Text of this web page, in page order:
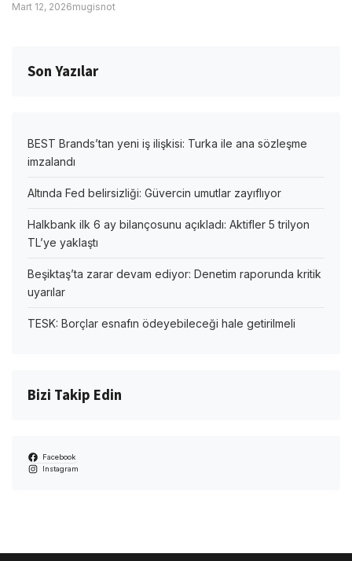
Mart 12, 2026mugisnot
Son Yazılar
BEST Brands’tan yeni iş ilişkisi: Turka ile ana sözleşme
imzalandı
Altında Fed belirsizliği: Güvercin umutlar zayıflıyor
Halkbank ilk 6 ay bilançosunu açıkladı: Aktifler 5 trilyon
TL’ye yaklaştı
Beşiktaş’ta zarar devam ediyor: Denetim raporunda kritik
uyarılar
TESK: Borçlar esnafın ödeyebileceği hale getirilmeli
Bizi Takip Edin
Facebook
Instagram